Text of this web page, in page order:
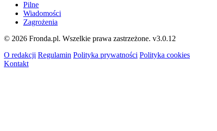
Pilne
Wiadomości
Zagrożenia
© 2026 Fronda.pl. Wszelkie prawa zastrzeżone. v3.0.12
O redakcji Regulamin Polityka prywatności Polityka cookies
Kontakt